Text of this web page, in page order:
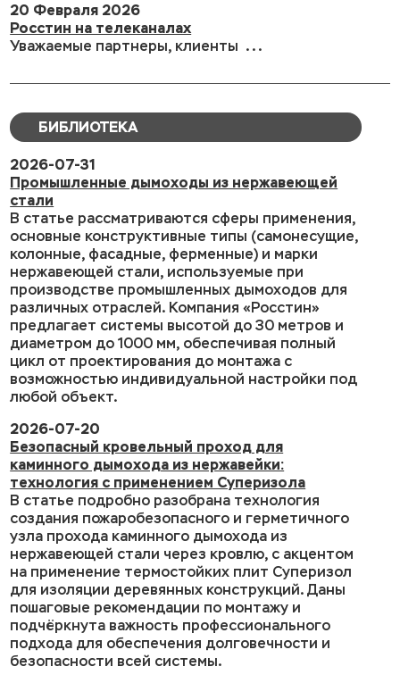
20 Февраля 2026
Росстин на телеканалах
Уважаемые партнеры, клиенты ...
БИБЛИОТЕКА
2026-07-31
Промышленные дымоходы из нержавеющей
стали
В статье рассматриваются сферы применения,
основные конструктивные типы (самонесущие,
колонные, фасадные, ферменные) и марки
нержавеющей стали, используемые при
производстве промышленных дымоходов для
различных отраслей. Компания «Росстин»
предлагает системы высотой до 30 метров и
диаметром до 1000 мм, обеспечивая полный
цикл от проектирования до монтажа с
возможностью индивидуальной настройки под
любой объект.
2026-07-20
Безопасный кровельный проход для
каминного дымохода из нержавейки:
технология с применением Суперизола
В статье подробно разобрана технология
создания пожаробезопасного и герметичного
узла прохода каминного дымохода из
нержавеющей стали через кровлю, с акцентом
на применение термостойких плит Суперизол
для изоляции деревянных конструкций. Даны
пошаговые рекомендации по монтажу и
подчёркнута важность профессионального
подхода для обеспечения долговечности и
безопасности всей системы.